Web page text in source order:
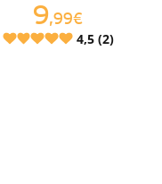
9,99€
4,5 (2)